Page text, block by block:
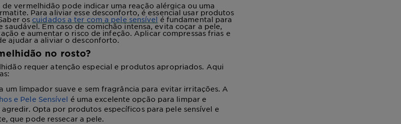
vermelhidão pode indicar uma reação alérgica ou uma
Para aliviar esse desconforto, é essencial usar produtos
os cuidados a ter com a pele sensível é fundamental para
saudável. Em caso de comichão intensa, evita coçar a pele,
e aumentar o risco de infeção. Aplicar compressas frias e
ajudar a aliviar o desconforto.
no rosto?
requer atenção especial e produtos apropriados. Aqui
um limpador suave e sem fragrância para evitar irritações. A
e Pele Sensível é uma excelente opção para limpar e
agredir. Opta por produtos específicos para pele sensível e
que pode ressecar a pele.